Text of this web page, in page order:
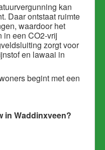
kan
Daar ontstaat ruimte
waardoor het
in een CO2-vrij
zorgt voor
en lawaai in
begint met een
in Waddinxveen?